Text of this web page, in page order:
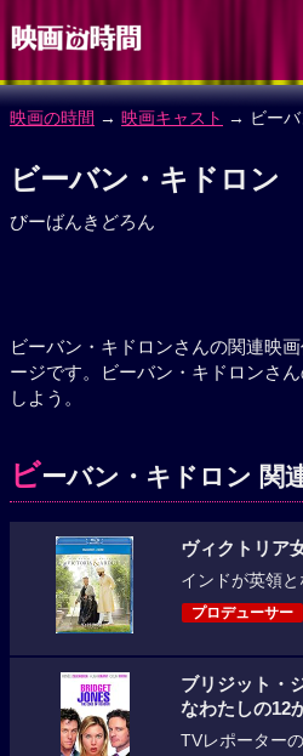
映画の時間 → 映画キャスト → ビーバ
ビーバン・キドロン
びーばんきどろん
ビーバン・キドロンさんの関連映
ージです。ビーバン・キドロンさ
しよう。
ビーバン・キドロン 関
ヴィクトリア
インドが英領
プロデューサー
ブリジット・
なわたしの12
TVレポーター